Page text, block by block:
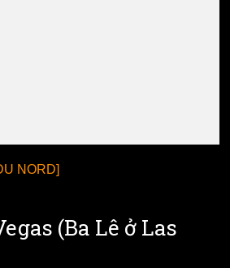
NORD]
(Ba Lê ở Las